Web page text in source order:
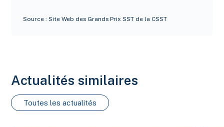
Source : Site Web des Grands Prix SST de la CSST
Actualités similaires
Toutes les actualités